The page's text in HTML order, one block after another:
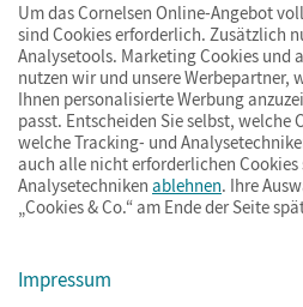
© Cornelsen Verlag 2026
ImpressumAGBDatenschutz
Um das Cornelsen Online-Angebot
sind Cookies erforderlich. Zusätzlich
Analysetools. Marketing Cookies und
nutzen wir und unsere Werbepartner,
Ihnen personalisierte Werbung
passt. Entscheiden Sie selbst, welche
welche Tracking- und
auch alle nicht erforderlichen
Analysetechniken ablehnen. Ihre
„Cookies & Co.“ am Ende der Seite
Impressum